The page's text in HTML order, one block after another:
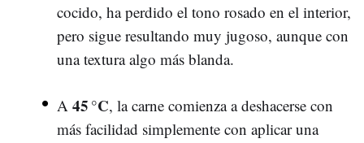
cocido, ha perdido el tono rosado en el interior,
pero sigue resultando muy jugoso, aunque con
una textura algo más blanda.
A 45°C, la carne comienza a deshacerse con
más facilidad simplemente con aplicar una